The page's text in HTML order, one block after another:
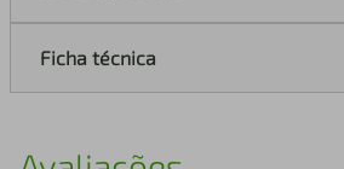
Ficha técnica